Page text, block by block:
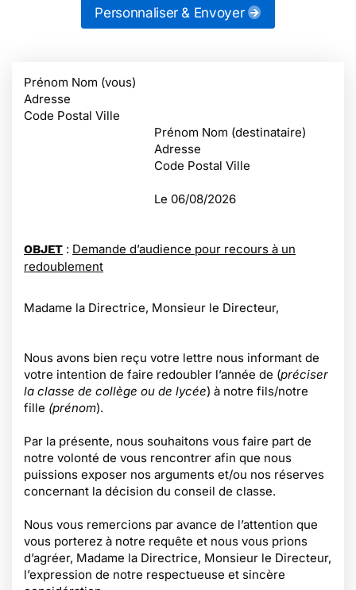
Personnaliser & Envoyer
Prénom Nom (vous)
Adresse
Code Postal Ville
Prénom Nom (destinataire)
Adresse
Code Postal Ville
Le 06/08/2026
OBJET : Demande d’audience pour recours à un
redoublement
Madame la Directrice, Monsieur le Directeur,
Nous avons bien reçu votre lettre nous informant de
votre intention de faire redoubler l’année de (préciser
la classe de collège ou de lycée) à notre fils/notre
fille (prénom).
Par la présente, nous souhaitons vous faire part de
notre volonté de vous rencontrer afin que nous
puissions exposer nos arguments et/ou nos réserves
concernant la décision du conseil de classe.
Nous vous remercions par avance de l’attention que
vous porterez à notre requête et nous vous prions
d’agréer, Madame la Directrice, Monsieur le Directeur,
l’expression de notre respectueuse et sincère